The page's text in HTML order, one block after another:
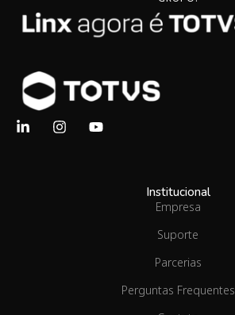
Institucional
Empresa
Suporte
Parcerias
Perguntas Frequentes